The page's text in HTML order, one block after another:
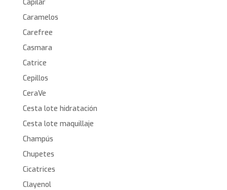
Capilar
Caramelos
Carefree
Casmara
Catrice
Cepillos
CeraVe
Cesta lote hidratación
Cesta lote maquillaje
Champús
Chupetes
Cicatrices
Clayenol